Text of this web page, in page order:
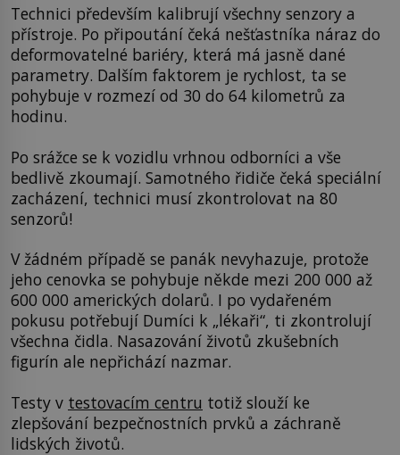
Technici především kalibrují všechny senzory a
přístroje. Po připoutání čeká nešťastníka náraz do
deformovatelné bariéry, která má jasně dané
parametry. Dalším faktorem je rychlost, ta se
pohybuje v rozmezí od 30 do 64 kilometrů za
hodinu.
Po srážce se k vozidlu vrhnou odborníci a vše
bedlivě zkoumají. Samotného řidiče čeká speciální
zacházení, technici musí zkontrolovat na 80
senzorů!
V žádném případě se panák nevyhazuje, protože
jeho cenovka se pohybuje někde mezi 200 000 až
600 000 amerických dolarů. I po vydařeném
pokusu potřebují Dumíci k „lékaři“, ti zkontrolují
všechna čidla. Nasazování životů zkušebních
figurín ale nepřichází nazmar.
Testy v testovacím centru totiž slouží ke
zlepšování bezpečnostních prvků a záchraně
lidských životů.